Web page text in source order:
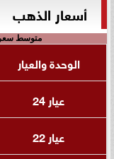
أسعار الذهب
متوسط سعر
الوحدة والعيار
عيار 24
عيار 22